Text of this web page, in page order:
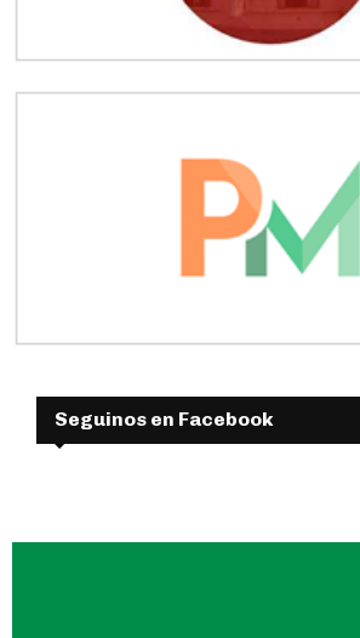
Seguinos en Facebook